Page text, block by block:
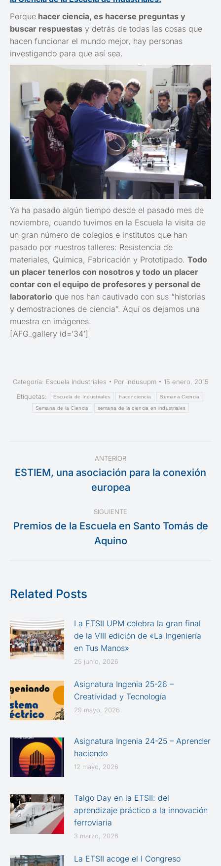
Porque hacer ciencia, es hacerse preguntas y
buscar respuestas y detrás de todas las cosas que
hacen funcionar el mundo mejor, hay personas
investigando para que así sea.
Ya ha pasado algún tiempo desde el pasado mes de
noviembre, cuando tuvimos en la Escuela la visita de
un gran número de colegios e institutos que han
pasado por nuestros talleres: Resistencia de
materiales, Química, Fabricación y Prototipado. Todo
un placer tenerlos con nosotros y todo un placer
contar con el equipo de profesores y personal de
laboratorio que nos han cautivado con sus “historias
y demostraciones de ciencia”. Aquí os dejamos una
muestra en imágenes.
[AFG_gallery id=’34’]
Categoría: Escuela Industriales Por indusupm
15 enero, 2015
Etiquetas:
Escuela de Industriales hacer ciencia Semana Ciencia
Semana de la Ciencia semana de la ciencia en industriales
Navegación
entre
publicaciones
ANTERIOR
Publicación
anterior:
ESTIEM, una asociación para la conexión
europea
SIGUIENTE
Publicación
siguiente:
Premios de la Escuela en Santo Tomás de
Aquino
Related Posts
La ETSII UPM celebra la gran final
de la VIII edición de «La Ingeniería
en Tus Manos»
25 junio, 2026
Asignatura Ingenia 25-26 –
Creatividad y Tecnología
29 mayo, 2026
Asignatura Ingenia 24-25 – Aprender
haciendo
12 mayo, 2026
Talgo Day en la ETSII: del
aprendizaje práctico a la innovación
ferroviaria
3 marzo, 2026
La ETSII acoge el I Congreso